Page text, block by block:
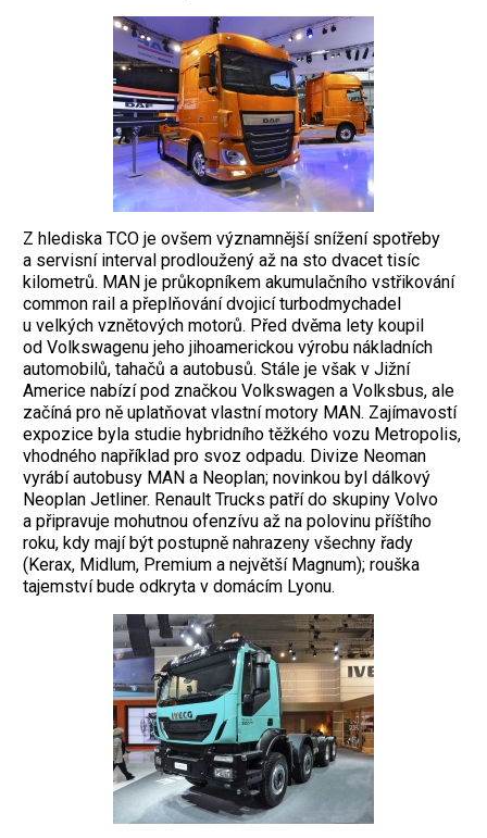
Z hlediska TCO je ovšem významnější snížení spotřeby
a servisní ­interval prodloužený až na sto dvacet tisíc
kilometrů. MAN je průkopníkem akumu­lačního vstřikování
common rail a přepl­ňování dvo­jicí turbodmychadel
u velkých vznětových motorů. Před dvěma lety koupil
od Volkswagenu jeho jihoamerickou výrobu nákladních
automobilů, tahačů a autobusů. Stále je však v Jižní
Americe nabízí pod značkou Volkswagen a Volksbus, ale
začíná pro ně uplatňovat vlastní motory MAN. Zajímavostí
expozice byla studie hybridního těžkého vozu Metropolis,
vhodného například pro svoz odpadu. Divize Neoman
vyrábí autobusy MAN a Neoplan; novinkou byl ­dálkový
Neoplan Jetliner. Renault Trucks patří do skupiny Volvo
a připravuje mohutnou ofenzívu až na polovinu příštího
roku, kdy mají být postupně na­hrazeny všechny řady
(Kerax, Midlum, Premium a největší Magnum); rouška
tajemství bude odkryta v domácím Lyonu.